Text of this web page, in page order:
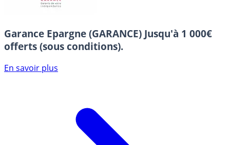
Garance Epargne (GARANCE) Jusqu'à 1 000€
offerts (sous conditions).
En savoir plus